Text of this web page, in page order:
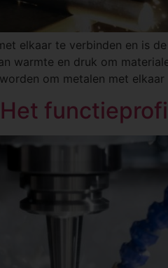
elkaar te verbinden en is
warmte en druk om
om metalen met